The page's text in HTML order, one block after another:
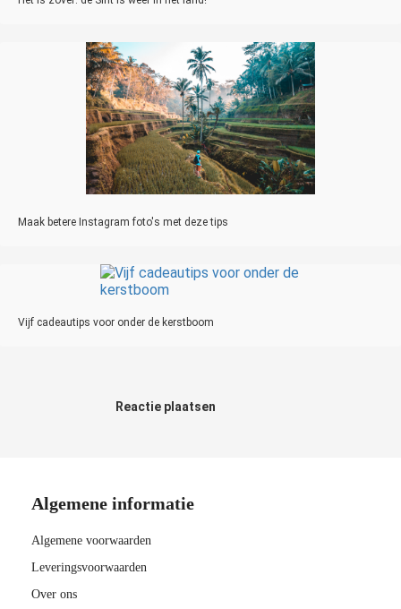
Maak betere Instagram foto's met deze tips
Vijf cadeautips voor onder de kerstboom
Reactie plaatsen
Algemene informatie
Algemene voorwaarden
Leveringsvoorwaarden
Over ons